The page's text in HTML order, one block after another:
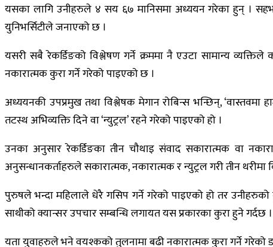
यसका लागि उनीहरुले ४ सय ६७ मानिसमा अध्ययन गरेका हुन् ।
युनिभर्सिटीले जनाएको छ ।
यसरी सबै रेकर्डिङको विश्लेषण गर्ने क्रममा नै एउटा सामान्य
नकारात्मक कुरा गर्ने गरेको पाइएको छ ।
अध्ययनकी उपप्रमुख तथा विश्लेषक मेगान रोबिन्स भन्छिन्,
तटस्थ अभिव्यक्ति दिने वा ‘न्युट्रल’ रहने गरेको पाइएको हो ।
उनका अनुसार रेकर्डिङका तीन चौथाइ संवाद सकारात्मक वा
अनुसन्धानकर्ताहरुले सकारात्मक, नकारात्मक र न्युट्रल गरी तीन थरीमा
पुरुषले भन्दा महिलाले धेरै गसिप गर्ने गरेको पाइएको हो तर
साथीको क्यान्सर उपचार सम्बन्धि लगायत यस प्रकारका कुरा हुने गर्दछ ।
यता युवाहरुले भने वयश्कको तुलनामा बढी नकारात्मक कुरा गर्ने गरेको